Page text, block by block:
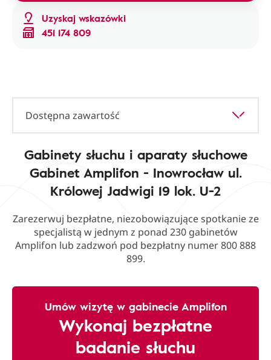
Uzyskaj wskazówki
451 174 809
Dostępna zawartość
Gabinety słuchu i aparaty słuchowe
Gabinet Amplifon - Inowrocław ul.
Królowej Jadwigi 19 lok. U-2
Zarezerwuj bezpłatne, niezobowiązujące spotkanie ze
specjalistą w jednym z ponad 230 gabinetów
Amplifon lub zadzwoń pod bezpłatny numer 800 888
899.
Umów wizytę w gabinecie Amplifon
Wykonaj bezpłatne
badanie słuchu